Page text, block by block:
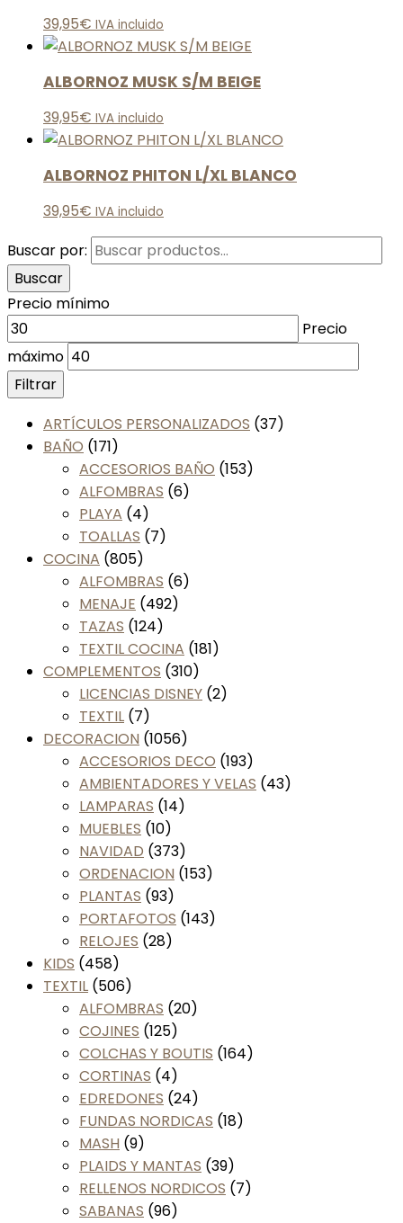
39,95€ IVA incluido
ALBORNOZ MUSK S/M BEIGE
39,95€ IVA incluido
ALBORNOZ PHITON L/XL BLANCO
39,95€ IVA incluido
Buscar por:
Buscar
Precio mínimo
Precio
máximo
Filtrar
ARTÍCULOS PERSONALIZADOS (37)
BAÑO (171)
ACCESORIOS BAÑO (153)
ALFOMBRAS (6)
PLAYA (4)
TOALLAS (7)
COCINA (805)
ALFOMBRAS (6)
MENAJE (492)
TAZAS (124)
TEXTIL COCINA (181)
COMPLEMENTOS (310)
LICENCIAS DISNEY (2)
TEXTIL (7)
DECORACION (1056)
ACCESORIOS DECO (193)
AMBIENTADORES Y VELAS (43)
LAMPARAS (14)
MUEBLES (10)
NAVIDAD (373)
ORDENACION (153)
PLANTAS (93)
PORTAFOTOS (143)
RELOJES (28)
KIDS (458)
TEXTIL (506)
ALFOMBRAS (20)
COJINES (125)
COLCHAS Y BOUTIS (164)
CORTINAS (4)
EDREDONES (24)
FUNDAS NORDICAS (18)
MASH (9)
PLAIDS Y MANTAS (39)
RELLENOS NORDICOS (7)
SABANAS (96)